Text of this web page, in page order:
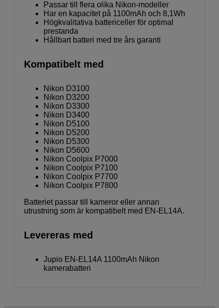
Passar till flera olika Nikon-modeller
Har en kapacitet på 1100mAh och 8,1Wh
Högkvalitativa battericeller för optimal
prestanda
Hållbart batteri med tre års garanti
Kompatibelt med
Nikon D3100
Nikon D3200
Nikon D3300
Nikon D3400
Nikon D5100
Nikon D5200
Nikon D5300
Nikon D5600
Nikon Coolpix P7000
Nikon Coolpix P7100
Nikon Coolpix P7700
Nikon Coolpix P7800
Batteriet passar till kameror eller annan
utrustning som är kompatibelt med EN-EL14A.
Levereras med
Jupio EN-EL14A 1100mAh Nikon
kamerabatteri